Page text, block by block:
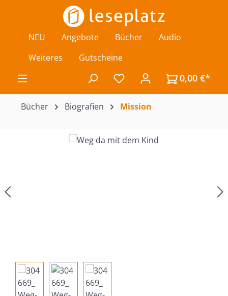
Zum Hauptinhalt springen
NEU Angebote Bücher
Audio
Weiteres
Gutscheine
Du hast 0 Produkte auf
0,00 €*
Bücher Biografien Mission
Bildergalerie überspringen